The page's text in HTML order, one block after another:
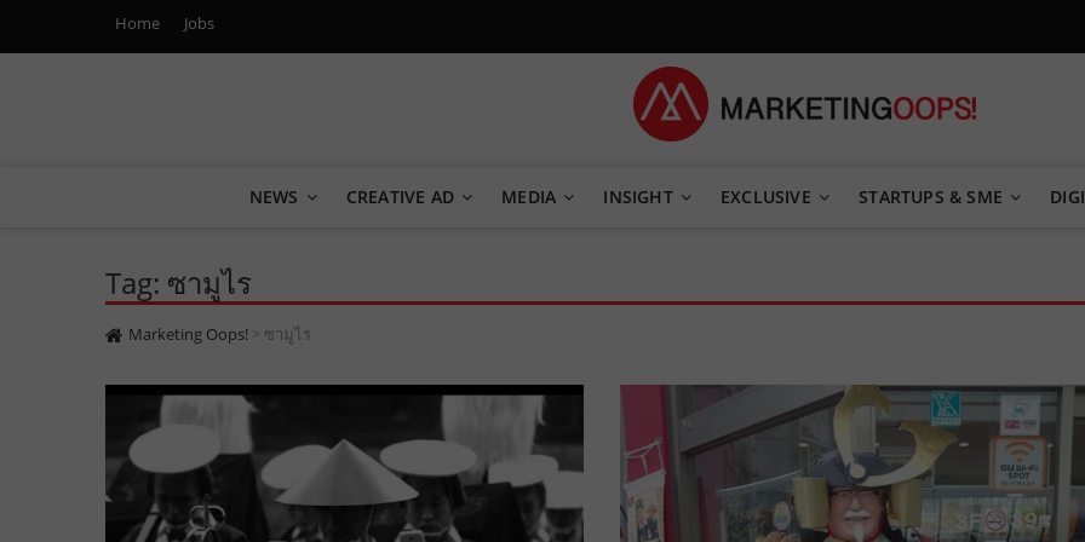
Home Jobs
Marketing Oops!
NEWS CREATIVE AD MEDIA INSIGHT EXCLUSIVE STARTUPS & SME
Tag: ซามูไร
Marketing Oops! > ซามูไร